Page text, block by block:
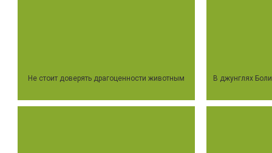
Не стоит доверять драгоценности животным В джунглях